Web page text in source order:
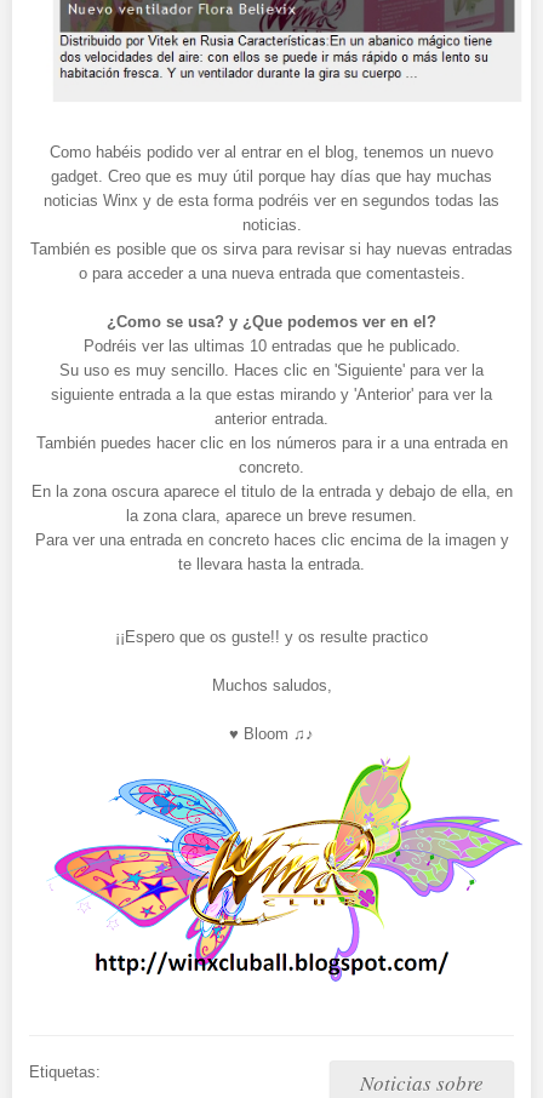
Como habéis podido ver al entrar en el blog, tenemos un nuevo
gadget. Creo que es muy útil porque hay días que hay muchas
noticias Winx y de esta forma podréis ver en segundos todas las
noticias.
También es posible que os sirva para revisar si hay nuevas entradas
o para acceder a una nueva entrada que comentasteis.
¿Como se usa? y ¿Que podemos ver en el?
Podréis ver las ultimas 10 entradas que he publicado.
Su uso es muy sencillo. Haces clic en 'Siguiente' para ver la
siguiente entrada a la que estas mirando y 'Anterior' para ver la
anterior entrada.
También puedes hacer clic en los números para ir a una entrada en
concreto.
En la zona oscura aparece el titulo de la entrada y debajo de ella, en
la zona clara, aparece un breve resumen.
Para ver una entrada en concreto haces clic encima de la imagen y
te llevara hasta la entrada.
¡¡Espero que os guste!! y os resulte practico
Muchos saludos,
♥ Bloom ♫♪
Etiquetas:
Noticias sobre